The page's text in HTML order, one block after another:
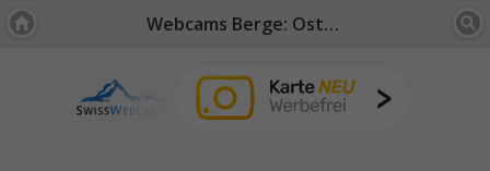
Webcams Berge: Ostschweiz / FL